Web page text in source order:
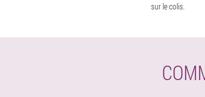
sur le colis.